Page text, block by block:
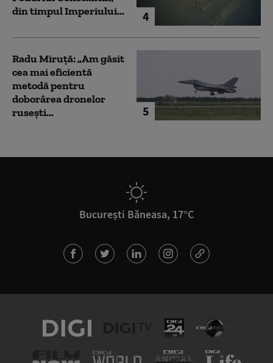
4
din timpul Imperiului...
5
Radu Miruță: „Am găsit
cea mai eficientă
metodă pentru
doborârea dronelor
rusești...
București Băneasa, 17°C